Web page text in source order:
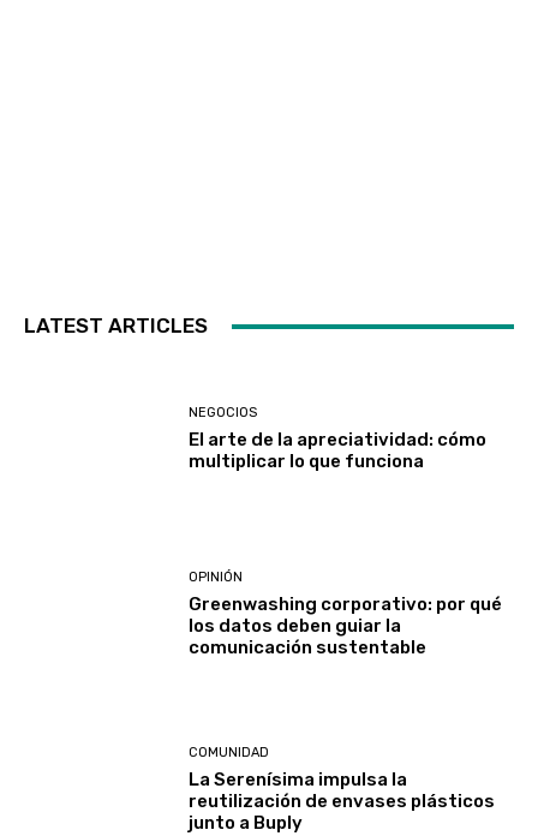
LATEST ARTICLES
NEGOCIOS
El arte de la apreciatividad: cómo
multiplicar lo que funciona
OPINIÓN
Greenwashing corporativo: por qué
los datos deben guiar la
comunicación sustentable
COMUNIDAD
La Serenísima impulsa la
reutilización de envases plásticos
junto a Buply